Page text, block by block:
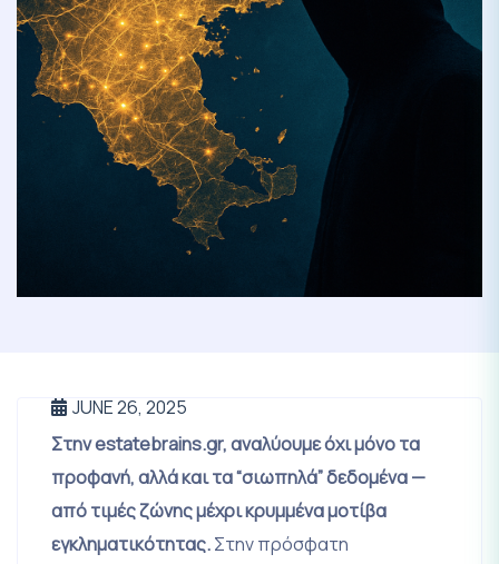
JUNE 26, 2025
Στην estatebrains.gr, αναλύουμε όχι μόνο τα
προφανή, αλλά και τα “σιωπηλά” δεδομένα —
από τιμές ζώνης μέχρι κρυμμένα μοτίβα
εγκληματικότητας.Στην πρόσφατη